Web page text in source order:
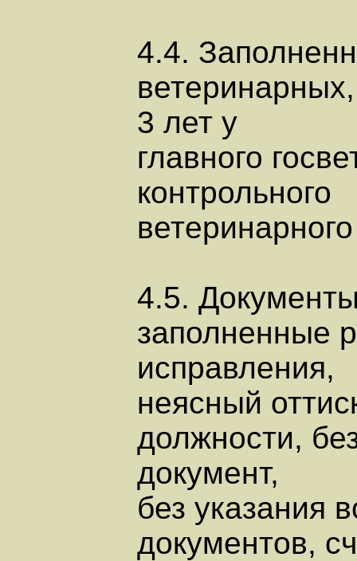
4.4.
3 лет у
главного
контрольного
4.5.
заполненные
исправления,
неясный
должности,
документ,
без указания
документов,